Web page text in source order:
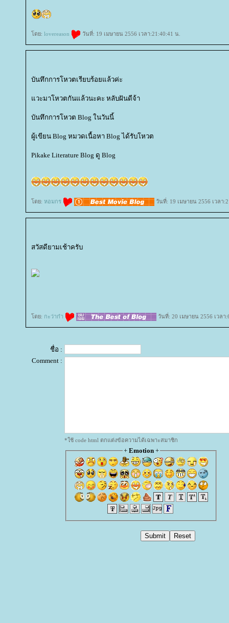
ดย: lovereason วันที่: 19 เมษายน 2556 เวลา:21:40:41 น.
บันทึกการโหวตเรียบร้อยแล้วค่ะ
วะมาโหวตกันแล้วนะคะ หลับฝันดีจ้า
บันทึกการโหวต Blog ในวันนี้
ผู้เขียน Blog หมวดเนื้อหา Blog ได้รับโหวต
Pikake Literature Blog ดู Blog
ดย: หอมกร วันที่: 19 เมษายน 2556 เวลา
สวัสดียามเช้าครับ
ดย: กะว่าก๋า วันที่: 20 เมษายน 2556 เวลา
ชื่อ :
Comment :
*ใช้ code html ตกแต่งข้อความได้เฉพาะสมาชิก
+ Emotion+